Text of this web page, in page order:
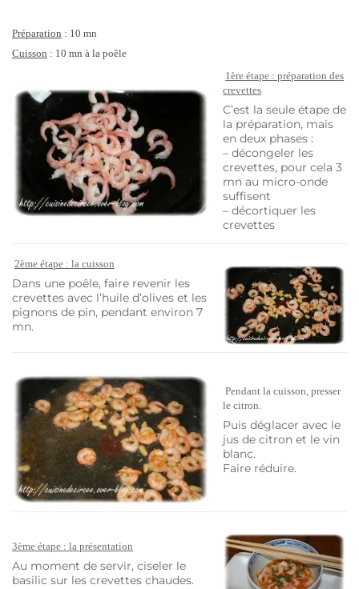
Préparation : 10 mn
Cuisson : 10 mn à la poêle
1ère étape : préparation des
crevettes
C’est la seule étape de
la préparation, mais
en deux phases :
– décongeler les
crevettes, pour cela 3
mn au micro-onde
suffisent
– décortiquer les
crevettes
2ème étape : la cuisson
Dans une poêle, faire revenir les
crevettes avec l’huile d’olives et les
pignons de pin, pendant environ 7
mn.
Pendant la cuisson, presser
le citron.
Puis déglacer avec le
jus de citron et le vin
blanc.
Faire réduire.
3ème étape : la présentation
Au moment de servir, ciseler le
basilic sur les crevettes chaudes.